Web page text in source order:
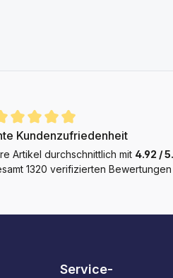
5 Sternen
Kundenzufriedenheit
Artikel durchschnittlich mit 4.92 /
1320 verifizierten Bewertungen
Service-